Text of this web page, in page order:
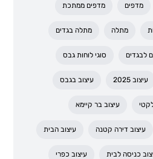
מדפים מדפים ממתכת
מתלה מתלה בגדים
לבגדים סוגי לוחות גבס
עיצוב 2025 עיצוב בגבס
עיצוב בר קיימא
עיצוב דירה קטנה עיצוב הבית
כניסה לבית עיצוב כפרי